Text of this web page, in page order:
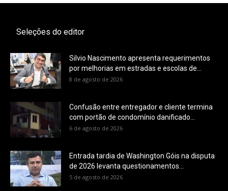
Seleções do editor
Silvio Nascimento apresenta requerimentos
por melhorias em estradas e escolas de...
8 de agosto de 2026
Confusão entre entregador e cliente termina
com portão de condomínio danificado...
6 de agosto de 2026
Entrada tardia de Washington Góis na disputa
de 2026 levanta questionamentos...
5 de agosto de 2026